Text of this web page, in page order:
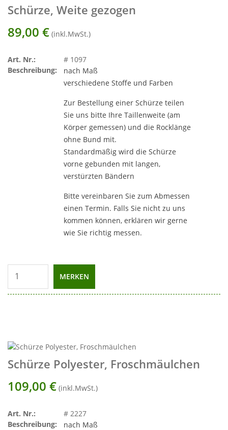
Schürze, Weite gezogen
89,00 € (inkl.MwSt.)
Art. Nr.:
# 1097
Beschreibung:
nach Maß
verschiedene Stoffe und Farben
Zur Bestellung einer Schürze teilen
Sie uns bitte Ihre Taillenweite (am
Körper gemessen) und die Rocklänge
ohne Bund mit.
Standardmäßig wird die Schürze
vorne gebunden mit langen,
verstürzten Bändern
Bitte vereinbaren Sie zum Abmessen
einen Termin. Falls Sie nicht zu uns
kommen können, erklären wir gerne
wie Sie richtig messen.
MERKEN
Schürze Polyester, Froschmäulchen
109,00 € (inkl.MwSt.)
Art. Nr.:
# 2227
Beschreibung:
nach Maß